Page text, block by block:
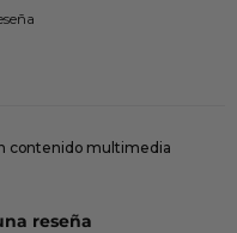
contenido multimedia
reseña